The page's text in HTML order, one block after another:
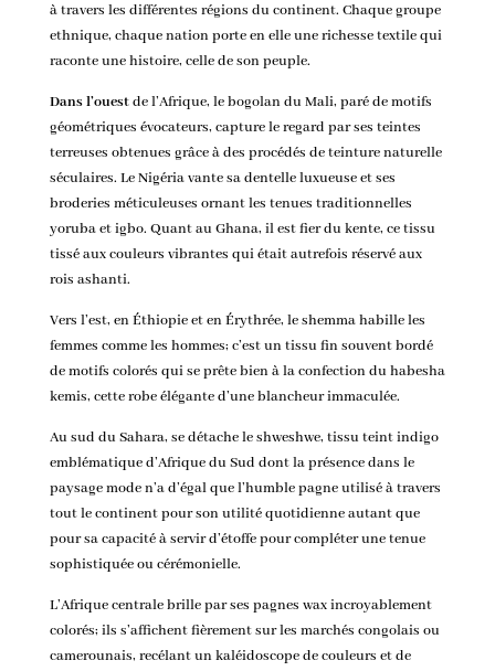
à travers les différentes régions du continent. Chaque groupe
ethnique, chaque nation porte en elle une richesse textile qui
raconte une histoire, celle de son peuple.
Dans l’ouestde l’Afrique, le bogolan du Mali, paré de motifs
géométriques évocateurs, capture le regard par ses teintes
terreuses obtenues grâce à des procédés de teinture naturelle
séculaires. Le Nigéria vante sa dentelle luxueuse et ses
broderies méticuleuses ornant les tenues traditionnelles
yoruba et igbo. Quant au Ghana, il est fier du kente, ce tissu
tissé aux couleurs vibrantes qui était autrefois réservé aux
rois ashanti.
Vers l’est, en Éthiopie et en Érythrée, le shemma habille les
femmes comme les hommes; c’est un tissu fin souvent bordé
de motifs colorés qui se prête bien à la confection du habesha
kemis, cette robe élégante d’une blancheur immaculée.
Au sud du Sahara, se détache le shweshwe, tissu teint indigo
emblématique d’Afrique du Sud dont la présence dans le
paysage mode n’a d’égal que l’humble pagne utilisé à travers
tout le continent pour son utilité quotidienne autant que
pour sa capacité à servir d’étoffe pour compléter une tenue
sophistiquée ou cérémonielle.
L’Afrique centrale brille par ses pagnes wax incroyablement
colorés; ils s’affichent fièrement sur les marchés congolais ou
camerounais, recélant un kaléidoscope de couleurs et de